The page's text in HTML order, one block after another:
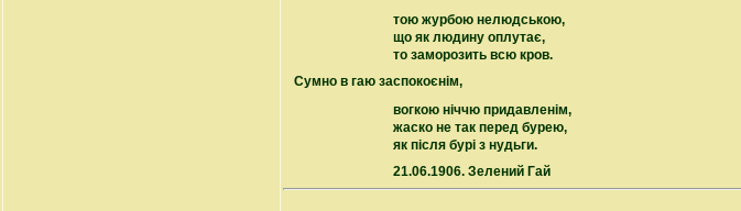
тою журбою нелюдською,
що як людину оплутає,
то заморозить всю кров.
Сумно в гаю заспокоєнім,
вогкою ніччю придавленім,
жаско не так перед бурею,
як після бурі з нудьги.
21.06.1906. Зелений Гай